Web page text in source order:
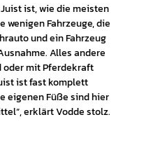
ist, wie die meisten
wenigen Fahrzeuge, die
und ein Fahrzeug
Alles andere
oder mit Pferdekraft
ist fast komplett
eigenen Füße sind hier
erklärt Vodde stolz.